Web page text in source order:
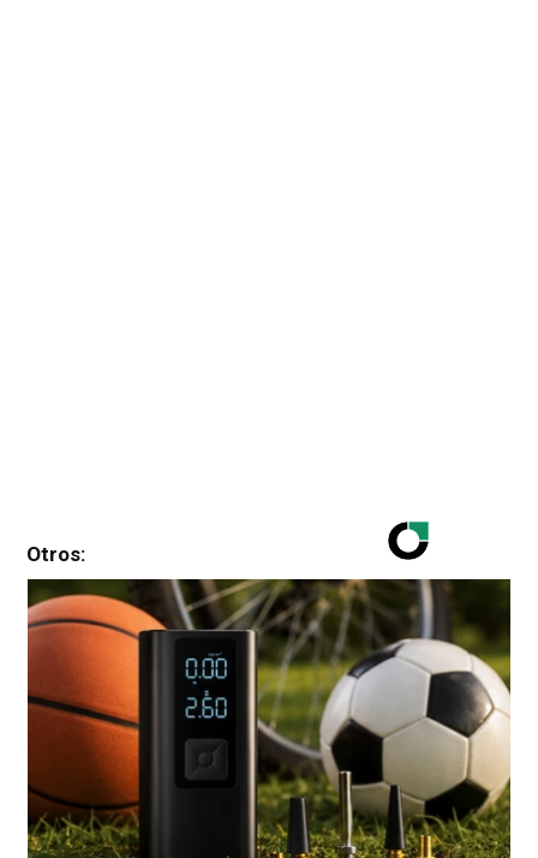
Otros: